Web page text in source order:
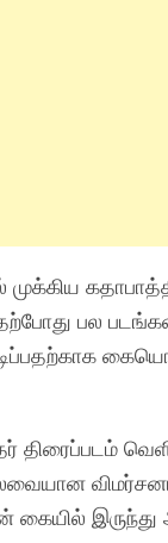
பல
திரைப்படம்
கையில்